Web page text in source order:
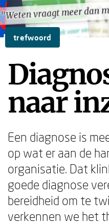
"Weten vraagt meer dan
"Weten vraagt meer dan
trefwoord
naar
Een diagnose is
op wat er aan de
organisatie. Dat
goede diagnose
bereidheid om te
verkennen we het